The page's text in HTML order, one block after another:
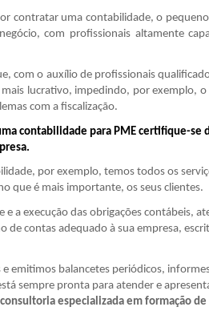
contratar uma contabilidade, o
com profissionais altamente
com o auxílio de profissionais
lucrativo, impedindo, por exemplo,
com a fiscalização.
contabilidade para PME certifique-se
por exemplo, temos todos os
que é mais importante, os seus clientes.
e a execução das obrigações contábeis,
de contas adequado à sua empresa,
emitimos balancetes periódicos,
sempre pronta para atender e
especializada em formação